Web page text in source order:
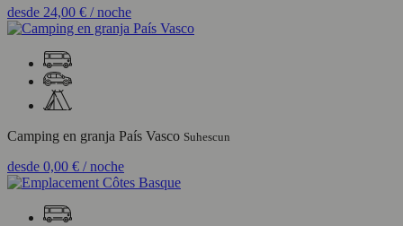
desde 24,00 € / noche
Camping en granja País Vasco Suhescun
desde 0,00 € / noche